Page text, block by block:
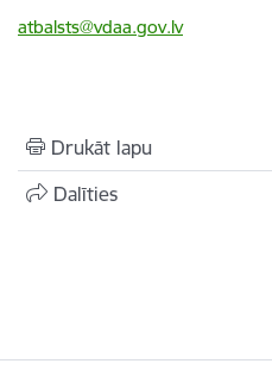
atbalsts@vdaa.gov.lv
Drukāt lapu
Dalīties